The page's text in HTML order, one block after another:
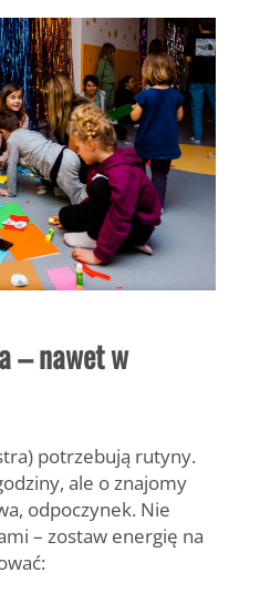
– nawet w
potrzebują rutyny.
ale o znajomy
odpoczynek. Nie
– zostaw energię na